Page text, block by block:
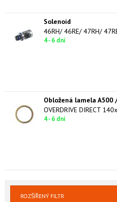
Solenoid
46RH/ 46RE/ 47RH/
4 - 6 dní
Obložená lamela A500
OVERDRIVE DIRECT
4 - 6 dní
ROZŠÍŘENÝ FILTR